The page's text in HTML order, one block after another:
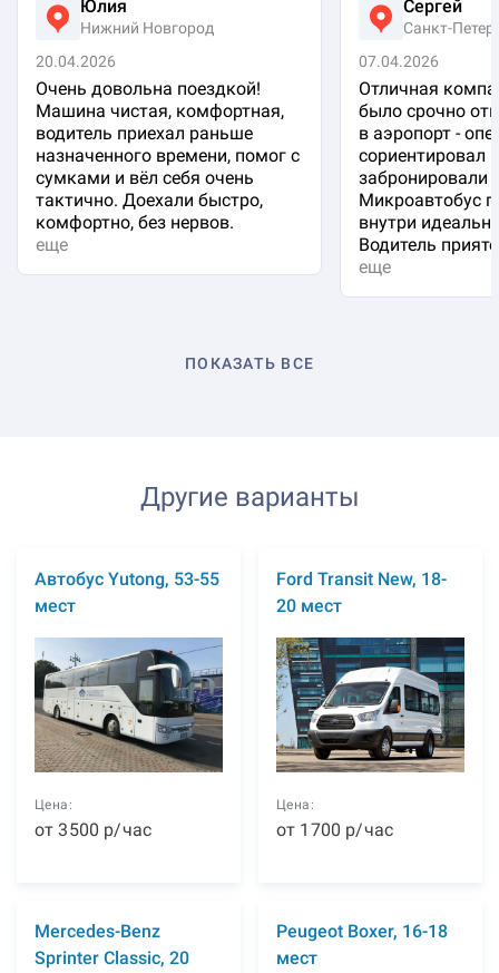
Юлия
Нижний Новгород
20.04.2026
Очень довольна поездкой!
Машина чистая, комфортная,
водитель приехал раньше
назначенного времени, помог с
сумками и вёл себя очень
тактично. Доехали быстро,
комфортно, без нервов.
еще
Сергей
Санкт-
07.04.2026
Отличная
было срочно
в аэропорт -
сориентировал и
забронировали
Микроавтобус
внутри
Водитель
еще
ПОКАЗАТЬ ВСЕ
Другие варианты
Автобус Yutong, 53-55
мест
Цена:
от3500 р/час
Ford Transit New, 18-
20 мест
Цена:
от 1700 р/час
Mercedes-Benz
Sprinter Classic, 20
Peugeot Boxer, 16-18
мест